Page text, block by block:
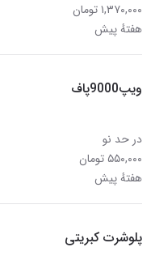
۱,۳۷۰,۰۰۰ تومان
هفتهٔ پیش
ویپ9000پاف
در حد نو
۵۵۰,۰۰۰ تومان
هفتهٔ پیش
پلوشرت کبریتی